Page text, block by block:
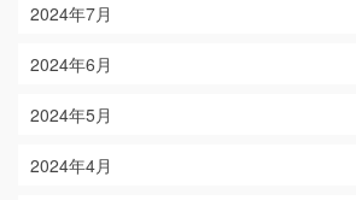
2024年7月
2024年6月
2024年5月
2024年4月